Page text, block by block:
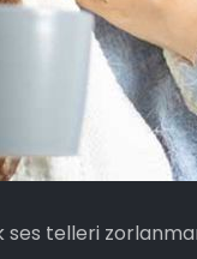
telleri